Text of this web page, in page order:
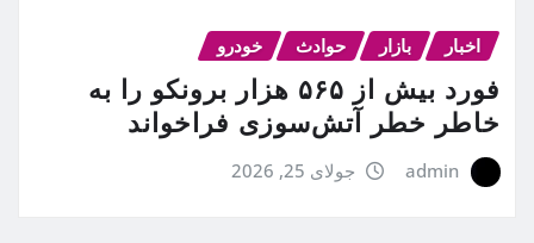
اخبار بازار حوادث خودرو
فورد بیش از ۵۶۵ هزار برونکو را به
خاطر خطر آتش‌سوزی فراخواند
admin جولای 25, 2026